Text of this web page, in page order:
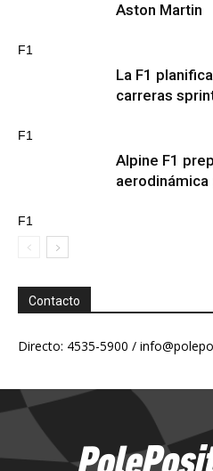
F1
Aston Martin
F1
La F1
carreras
F1
Alpine F1
aerodinámica
Contacto
Directo: 4535-5900 /